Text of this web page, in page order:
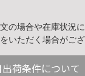
の場合や在庫状況
いただく場合がござ
荷条件について